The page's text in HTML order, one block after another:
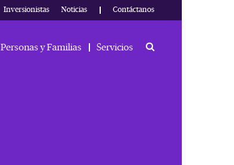
Inversionistas Noticias Contáctanos
Personas y Familias Servicios Search